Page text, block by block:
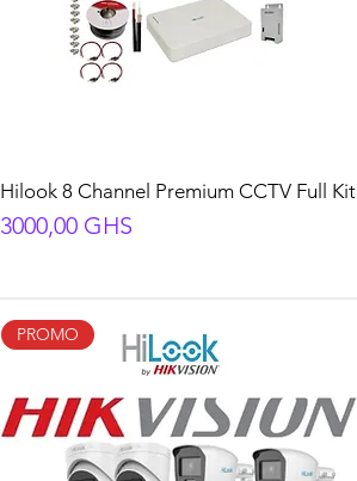
Hilook 8 Channel Premium CCTV Full Kit
Preço
3000,00 GHS
PROMO